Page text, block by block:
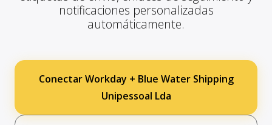
notificaciones personalizadas
automáticamente.
Conectar Workday + Blue Water Shipping
Unipessoal Lda